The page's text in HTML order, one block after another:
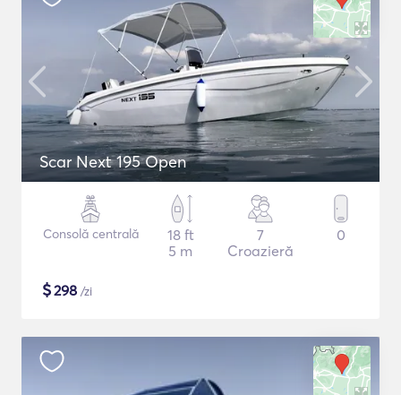
Scar Next 195 Open
Consolă centrală
18 ft
5 m
7
Croazieră
0
$298 /zi